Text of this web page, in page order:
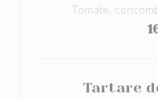
Tomate,
Tartare